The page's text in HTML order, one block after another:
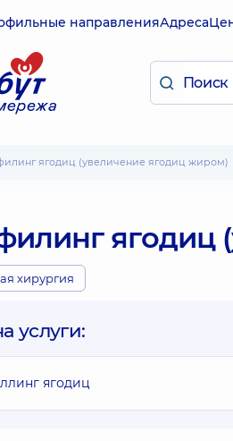
направленияАдреса
ягодиц (увеличение ягодиц жиром)
ягодиц
хирургия
услуги:
ягодиц